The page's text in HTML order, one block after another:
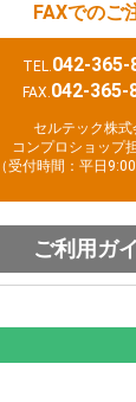
FAXでのご
TEL.042-365-
FAX.042-365-
セルテック株式
コンプロショップ
（受付時間：平日
ご利用ガ